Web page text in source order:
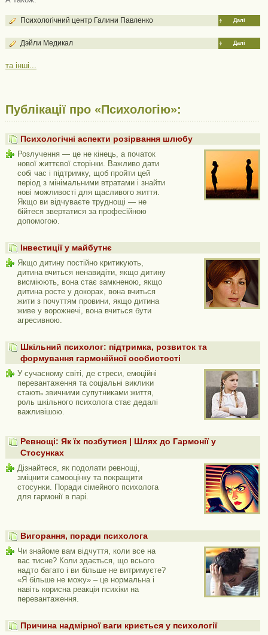
Далі
Психологічний центр Галини Павленко
Далі
Дэйли Медикал
та інші...
Публікації про «Психологію»:
Психологічні аспекти розірвання шлюбу
Розлучення — це не кінець, а початок
нової життєвої сторінки. Важливо дати
собі час і підтримку, щоб пройти цей
період з мінімальними втратами і знайти
нові можливості для щасливого життя.
Якщо ви відчуваєте труднощі — не
бійтеся звертатися за професійною
допомогою.
Інвестиції у майбутнє
Якщо дитину постійно критикують,
дитина вчиться ненавидіти, якщо дитину
висміюють, вона стає замкненою, якщо
дитина росте у докорах, вона вчиться
жити з почуттям провини, якщо дитина
живе у ворожнечі, вона вчиться бути
агресивною.
Шкільний психолог: підтримка, розвиток та
формування гармонійної особистості
У сучасному світі, де стреси, емоційні
перевантаження та соціальні виклики
стають звичними супутниками життя,
роль шкільного психолога стає дедалі
важливішою.
Ревнощі: Як їх позбутися | Шлях до Гармонії у
Стосунках
Дізнайтеся, як подолати ревнощі,
зміцнити самооцінку та покращити
стосунки. Поради сімейного психолога
для гармонії в парі.
Вигорання, поради психолога
Чи знайоме вам відчуття, коли все на
вас тисне? Коли здається, що всього
надто багато і ви більше не витримуєте?
«Я більше не можу» – це нормальна і
навіть корисна реакція психіки на
перевантаження.
Причина надмірної ваги криється у психології